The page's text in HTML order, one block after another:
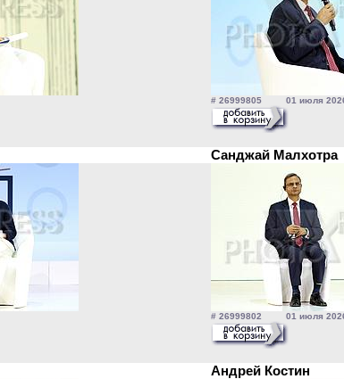
# 26999805 01 июля
Санджай Малхотра
# 26999802 01 июля
Андрей Костин